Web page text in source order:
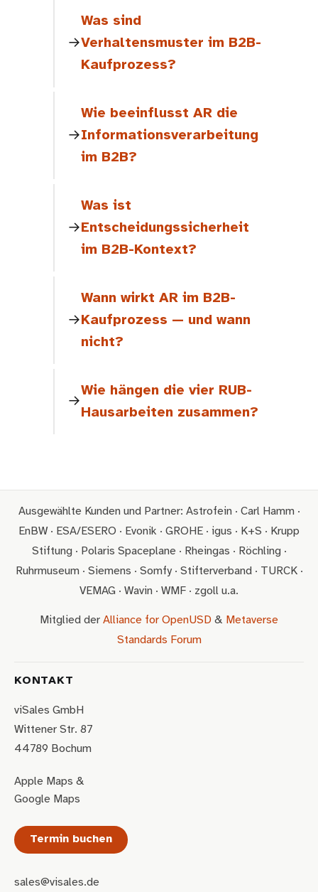
Was sind
Verhaltensmuster im B2B-
Kaufprozess?
Wie beeinflusst AR die
Informationsverarbeitung
im B2B?
Was ist
Entscheidungssicherheit
im B2B-Kontext?
Wann wirkt AR im B2B-
Kaufprozess — und wann
nicht?
Wie hängen die vier RUB-
Hausarbeiten zusammen?
Ausgewählte Kunden und Partner: Astrofein · Carl Hamm ·
EnBW · ESA/ESERO · Evonik · GROHE · igus · K+S · Krupp
Stiftung · Polaris Spaceplane · Rheingas · Röchling ·
Ruhrmuseum · Siemens · Somfy · Stifterverband · TURCK ·
VEMAG · Wavin · WMF · zgoll u.a.
Mitglied der Alliance for OpenUSD & Metaverse
Standards Forum
KONTAKT
viSales GmbH
Wittener Str. 87
44789 Bochum
Apple Maps &
Google Maps
Termin buchen
sales@visales.de